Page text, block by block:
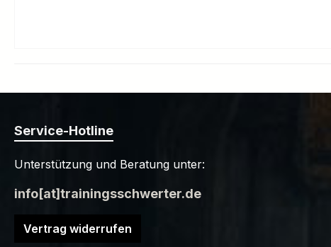
Service-Hotline
Unterstützung und Beratung unter:
info[at]trainingsschwerter.de
Vertrag widerrufen